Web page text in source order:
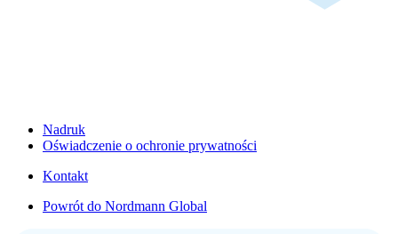
Nadruk
Oświadczenie o ochronie prywatności
Kontakt
Powrót do Nordmann Global